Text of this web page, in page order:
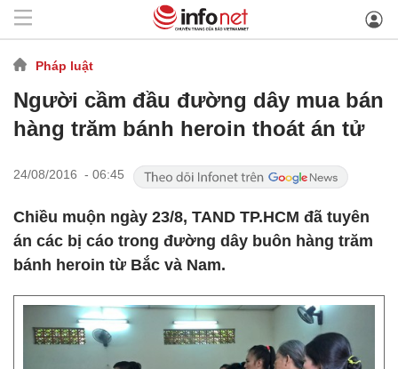
Pháp luật
Người cầm đầu đường dây mua bán
hàng trăm bánh heroin thoát án tử
24/08/2016 - 06:45
Chiều muộn ngày 23/8, TAND TP.HCM đã tuyên
án các bị cáo trong đường dây buôn hàng trăm
bánh heroin từ Bắc và Nam.